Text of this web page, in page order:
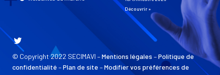
Découvrir »
© Copyright 2022 SECIMAVI –Mentions légales –Politique de
confidentialité –Plan de site –Modifier vos préférences de